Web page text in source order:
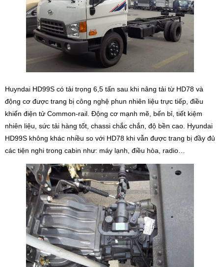
Huyndai HD99S có tải trọng 6,5 tấn sau khi nâng tải từ HD78 và
động cơ được trang bị công nghệ phun nhiên liệu trực tiếp, điều
khiển điện tử Common-rail. Động cơ mạnh mẽ, bến bỉ, tiết kiệm
nhiên liệu, sức tải hàng tốt, chassi chắc chắn, độ bền cao. Hyundai
HD99S không khác nhiều so với HD78 khi vẫn được trang bị đầy đủ
các tiện nghi trong cabin như: máy lạnh, điều hòa, radio…